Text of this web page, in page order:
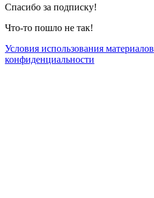
Спасибо за подписку!
Что-то пошло не так!
Условия использования материалов
конфиденциальности